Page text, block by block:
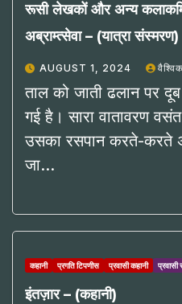
रूसी लेखकों और अन्य
अब्राम्त्सेवा – (यात्रा संस्मरण)
AUGUST 1, 2024
ताल को जाती ढलान पर
गई है। सारा वातावरण
उसका रसपान करते-करते
जा…
कहानी प्रगति टिपणीस प्रवासी कहानी प्रवासी
इंतज़ार – (कहानी)